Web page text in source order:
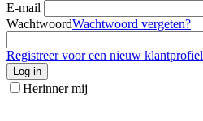
E-mail
WachtwoordWachtwoord vergeten?
Registreer voor een nieuw klantprofiel
Log in
Herinner mij